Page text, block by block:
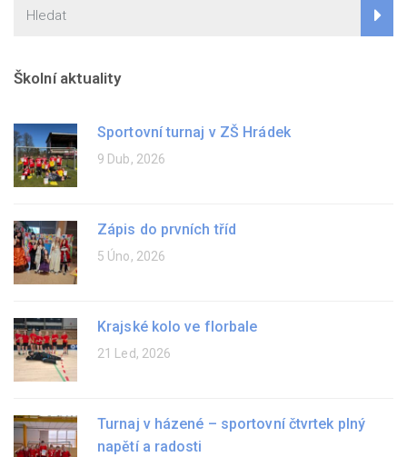
Školní aktuality
Sportovní turnaj v ZŠ Hrádek
9 Dub, 2026
Zápis do prvních tříd
5 Úno, 2026
Krajské kolo ve florbale
21 Led, 2026
Turnaj v házené – sportovní čtvrtek plný
napětí a radosti